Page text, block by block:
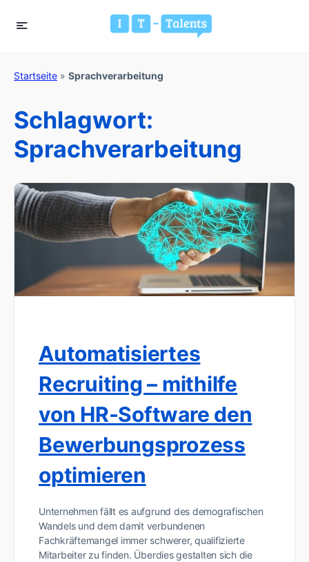
Startseite » Sprachverarbeitung
Schlagwort:
Sprachverarbeitung
Automatisiertes
Recruiting – mithilfe
von HR-Software den
Bewerbungsprozess
optimieren
Unternehmen fällt es aufgrund des demografischen
Wandels und dem damit verbundenen
Fachkräftemangel immer schwerer, qualifizierte
Mitarbeiter zu finden. Überdies gestalten sich die